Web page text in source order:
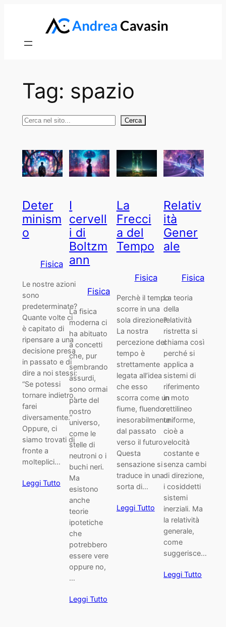
Tag: spazio
Cerca Cerca
Deter
minism
o
Fisica
Le nostre azioni
sono
predeterminate?
Quante volte ci
è capitato di
ripensare a una
decisione presa
in passato e di
dire a noi stessi:
“Se potessi
tornare indietro,
farei
diversamente.”
Oppure, ci
siamo trovati di
fronte a
molteplici…
Leggi Tutto
I
cervell
i di
Boltzm
ann
Fisica
La fisica
moderna ci
ha abituato
a concetti
che, pur
sembrando
assurdi,
sono ormai
parte del
nostro
universo,
come le
stelle di
neutroni o i
buchi neri.
Ma
esistono
anche
teorie
ipotetiche
che
potrebbero
essere vere
oppure no,
…
Leggi Tutto
La
Frecci
a del
Tempo
Fisica
Perchè il tempo
scorre in una
sola direzione?
La nostra
percezione del
tempo è
strettamente
legata all’idea
che esso
scorra come un
fiume, fluendo
inesorabilmente
dal passato
verso il futuro.
Questa
sensazione si
traduce in una
sorta di…
Leggi Tutto
Relativ
ità
Gener
ale
Fisica
La teoria
della
relatività
ristretta si
chiama così
perché si
applica a
sistemi di
riferimento
in moto
rettilineo
uniforme,
cioè a
velocità
costante e
senza cambi
di direzione,
i cosiddetti
sistemi
inerziali. Ma
la relatività
generale,
come
suggerisce…
Leggi Tutto